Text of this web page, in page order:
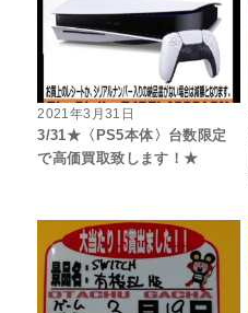
2021年3月31日
3/31★〈PS5本体〉台数限定
で高価買取致します！★